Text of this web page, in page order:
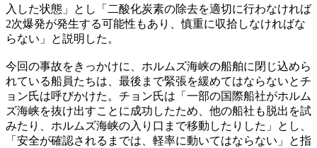
入した状態」とし「二酸化炭素の除去を適切に行わなければ
2次爆発が発生する可能性もあり、慎重に収拾しなければな
らない」と説明した。
今回の事故をきっかけに、ホルムズ海峡の船舶に閉じ込めら
れている船員たちは、最後まで緊張を緩めてはならないとチ
ョン氏は呼びかけた。チョン氏は「一部の国際船社がホルム
ズ海峡を抜け出すことに成功したため、他の船社も脱出を試
みたり、ホルムズ海峡の入り口まで移動したりした」とし、
「安全が確認されるまでは、軽率に動いてはならない」と指